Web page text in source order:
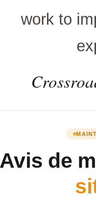
work to
Avis de